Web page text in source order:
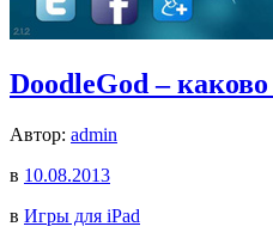
DoodleGod –
Автор: admin
в 10.08.2013
в Игры для iPad